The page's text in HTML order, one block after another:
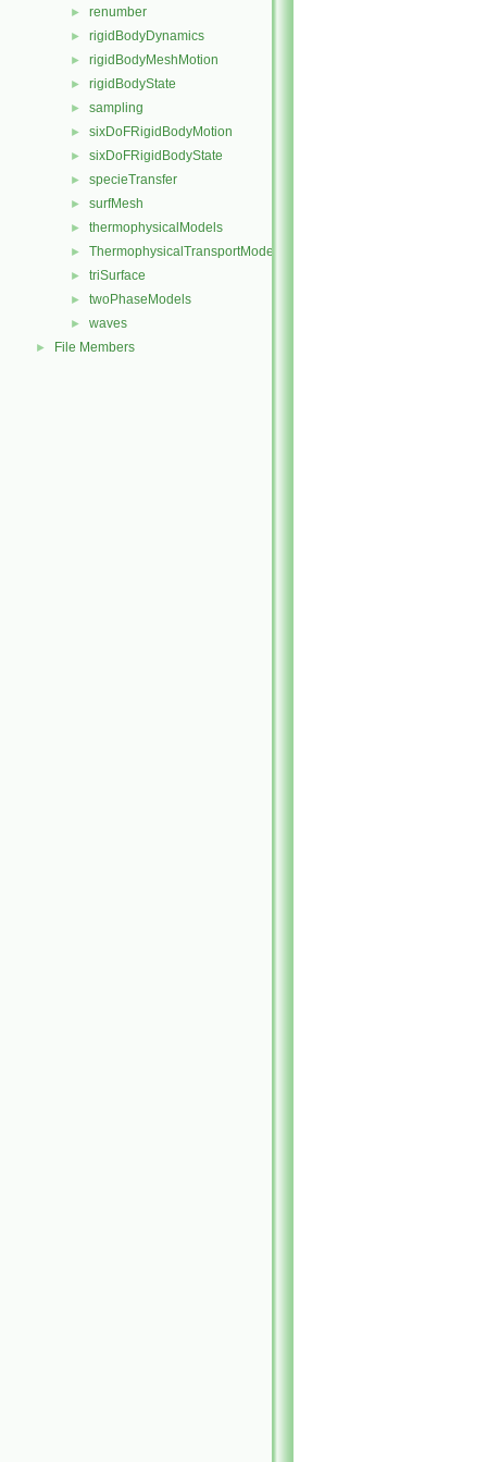
► renumber
► rigidBodyDynamics
► rigidBodyMeshMotion
► rigidBodyState
► sampling
► sixDoFRigidBodyMotion
► sixDoFRigidBodyState
► specieTransfer
► surfMesh
► thermophysicalModels
► ThermophysicalTransportModels
► triSurface
► twoPhaseModels
► waves
► File Members